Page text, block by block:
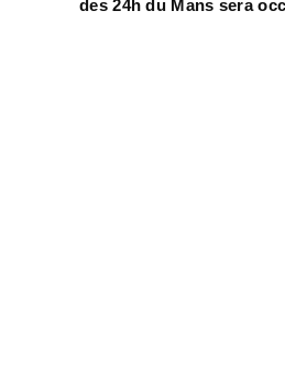
des 24h du Mans sera